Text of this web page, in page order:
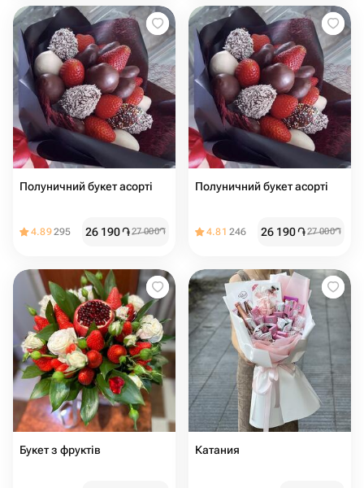
Полуничний букет асорті
4.89295 26 190֏27 000֏
Полуничний букет асорті
4.81 246 26 190֏27 000֏
Букет з фруктів Катания